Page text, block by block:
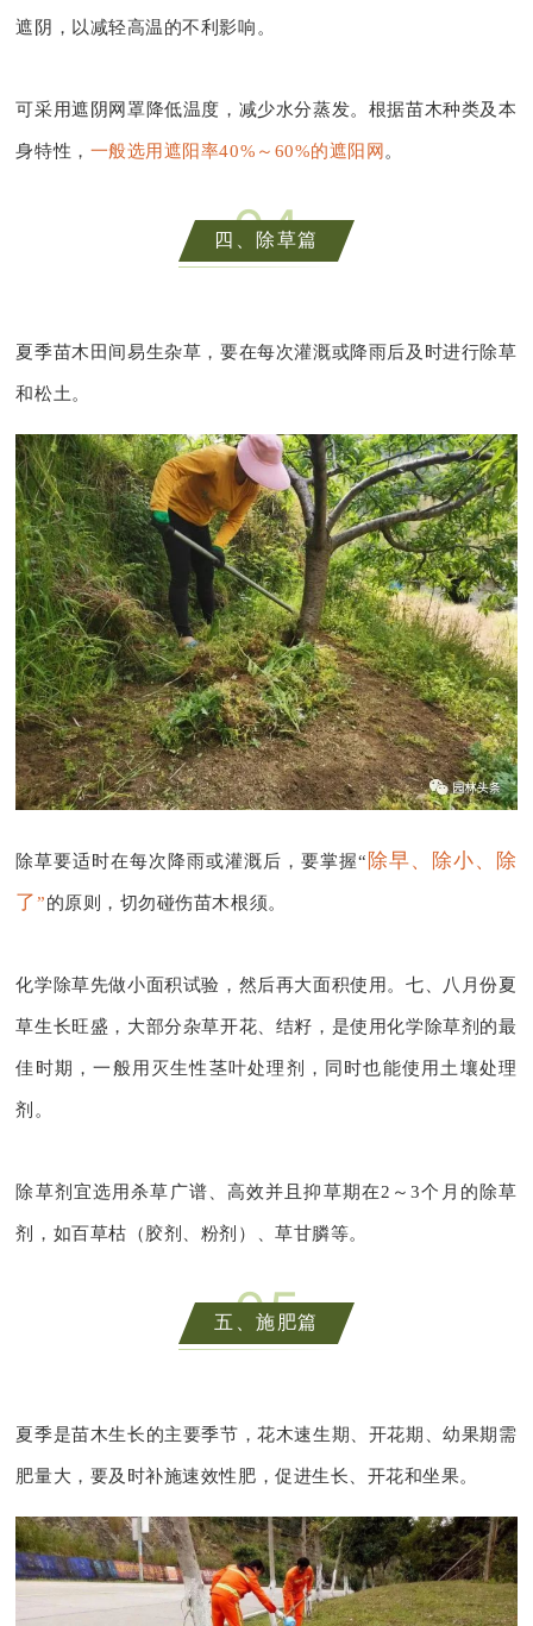
遮阴，以减轻高温的不利影响。
可采用遮阴网罩降低温度，减少水分蒸发。根据苗木种类及本
身特性， 一般选用遮阳率40%～60%的遮阳网 。
04
四、除草篇
夏季苗木田间易生杂草，要在每次灌溉或降雨后及时进行除草
和松土。
除草要适时在每次降雨或灌溉后，要掌握“ 除早、除小、除
了”的原则，切勿碰伤苗木根须。
化学除草先做小面积试验，然后再大面积使用。七、八月份夏
草生长旺盛，大部分杂草开花、结籽，是使用化学除草剂的最
佳时期，一般用灭生性茎叶处理剂，同时也能使用土壤处理
剂。
除草剂宜选用杀草广谱、高效并且抑草期在2～3个月的除草
剂，如百草枯（胶剂、粉剂）、草甘膦等。
05
五、施肥篇
夏季是苗木生长的主要季节，花木速生期、开花期、幼果期需
肥量大，要及时补施速效性肥，促进生长、开花和坐果。